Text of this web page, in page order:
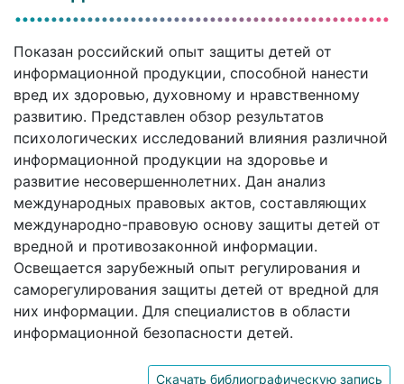
Показан российский опыт защиты детей от
информационной продукции, способной нанести
вред их здоровью, духовному и нравственному
развитию. Представлен обзор результатов
психологических исследований влияния различной
информационной продукции на здоровье и
развитие несовершеннолетних. Дан анализ
международных правовых актов, составляющих
международно-правовую основу защиты детей от
вредной и противозаконной информации.
Освещается зарубежный опыт регулирования и
саморегулирования защиты детей от вредной для
них информации. Для специалистов в области
информационной безопасности детей.
Скачать библиографическую запись